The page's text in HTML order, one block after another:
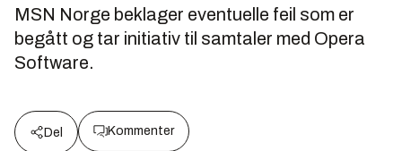
MSN Norge beklager eventuelle feil som er
begått og tar initiativ til samtaler med Opera
Software.
Del Kommenter